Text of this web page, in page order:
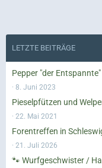
LETZTE BEITRÄGE
Pepper "der
8. Juni 2023
Pieselpfützen und
22. Mai 2021
Forentreffen in
21. Juli 2026
🐾 Wurfgeschwister /